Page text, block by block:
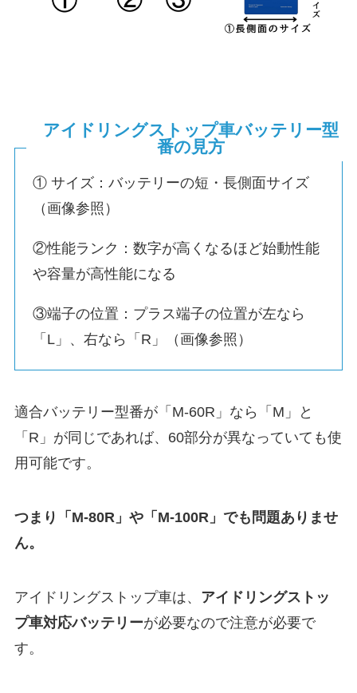
アイドリングストップ車バッテリー型
番の見方
① サイズ：バッテリーの短・長側面サイズ
（画像参照）
②性能ランク：数字が高くなるほど始動性能
や容量が高性能になる
③端子の位置：プラス端子の位置が左なら
「L」、右なら「R」（画像参照）
適合バッテリー型番が「M-60R」なら「M」と
「R」が同じであれば、60部分が異なっていても使
用可能です。
つまり「M-80R」や「M-100R」でも問題ありませ
ん。
アイドリングストップ車は、 アイドリングストッ
プ車対応バッテリーが必要なので注意が必要で
す。